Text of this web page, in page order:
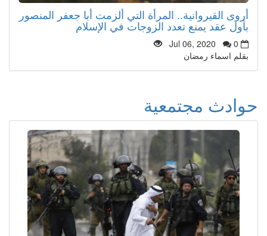
أروى القيروانية.. المرأة التي ألزمت أبا جعفر المنصور
بأول عقد يمنع تعدد الزوجات في الإسلام
Jul 06, 2020
0
بقلم اسماء رمضان
حوادث مجتمعية